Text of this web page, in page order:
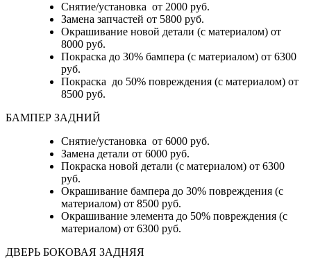
Снятие/установка от 2000 руб.
Замена запчастей от 5800 руб.
Окрашивание новой детали (с материалом) от
8000 руб.
Покраска до 30% бампера (с материалом) от 6300
руб.
Покраска до 50% повреждения (с материалом) от
8500 руб.
БАМПЕР ЗАДНИЙ
Снятие/установка от 6000 руб.
Замена детали от 6000 руб.
Покраска новой детали (с материалом) от 6300
руб.
Окрашивание бампера до 30% повреждения (с
материалом) от 8500 руб.
Окрашивание элемента до 50% повреждения (с
материалом) от 6300 руб.
ДВЕРЬ БОКОВАЯ ЗАДНЯЯ